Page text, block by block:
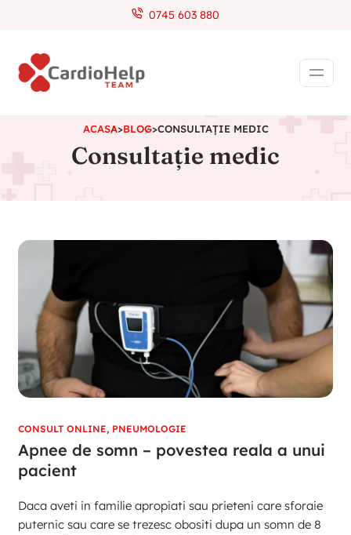
0745 603 880
ACASA>BLOG>CONSULTAȚIE MEDIC
Consultație medic
CONSULT ONLINE, PNEUMOLOGIE
Apnee de somn – povestea reala a unui
pacient
Daca aveti in familie apropiati sau prieteni care sforaie
puternic sau care se trezesc obositi dupa un somn de 8